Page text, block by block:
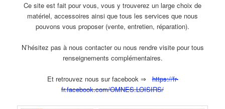
Ce site est fait pour vous, vous y trouverez un large choix de
matériel, accessoires ainsi que tous les services que nous
pouvons vous proposer (vente, entretien, réparation).
N’hésitez pas à nous contacter ou nous rendre visite pour tous
renseignements complémentaires.
Et retrouvez nous sur facebook ⇒https://fr-
fr.facebook.com/OMNES.LOISIRS/